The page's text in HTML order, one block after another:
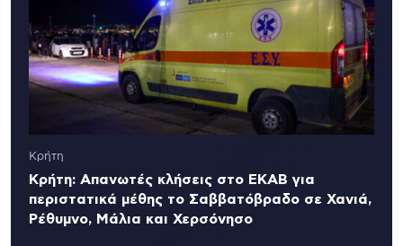
Κρήτη
Κρήτη: Απανωτές κλήσεις στο ΕΚΑΒ για
περιστατικά μέθης το Σαββατόβραδο σε Χανιά,
Ρέθυμνο, Μάλια και Χερσόνησο